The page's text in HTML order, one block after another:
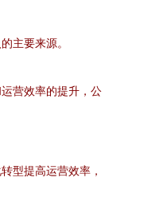
主要来源。
营效率的提升，公
型提高运营效率，